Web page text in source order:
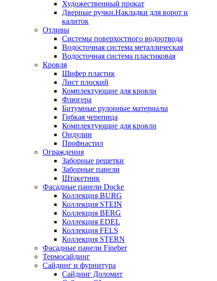
Художественный прокат
Дверные ручки.Накладки для ворот и
калиток
Отливы
Системы поверхостного водоотвода
Водосточная система металлическая
Водосточная система пластиковая
Кровля
Шифер пластик
Лист плоский
Комплектующие для кровли
Флюгера
Битумные рулонные материалы
Гибкая черепица
Комплектующие для кровли
Ондулин
Профнастил
Ограждения
Заборные решетки
Заборные панели
Штакетник
Фасадные панели Docke
Коллекция BURG
Коллекция STEIN
Коллекция BERG
Коллекция EDEL
Коллекция FELS
Коллекция STERN
Фасадные панели Fineber
Термосайдинг
Сайдинг и фурнитура
Сайдинг Доломит